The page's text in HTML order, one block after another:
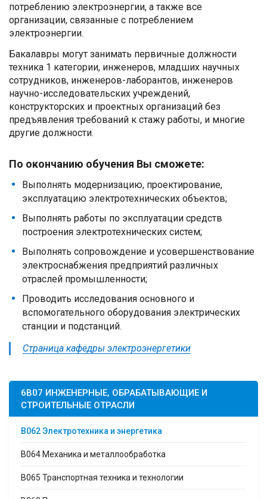
потреблению электроэнергии, а также все
организации, связанные с потреблением
электроэнергии.
Бакалавры могут занимать первичные должности
техника 1 категории, инженеров, младших научных
сотрудников, инженеров-лаборантов, инженеров
научно-исследовательских учреждений,
конструкторских и проектных организаций без
предъявления требований к стажу работы, и многие
другие должности.
По окончанию обучения Вы сможете:
Выполнять модернизацию, проектирование,
эксплуатацию электротехнических объектов;
Выполнять работы по эксплуатации средств
построения электротехнических систем;
Выполнять сопровождение и усовершенствование
электроснабжения предприятий различных
отраслей промышленности;
Проводить исследования основного и
вспомогательного оборудования электрических
станции и подстанций.
Страница кафедры электроэнергетики
6B07 ИНЖЕНЕРНЫЕ, ОБРАБАТЫВАЮЩИЕ И
СТРОИТЕЛЬНЫЕ ОТРАСЛИ
В062 Электротехника и энергетика
В064 Механика и металлообработка
В065 Транспортная техника и технологии